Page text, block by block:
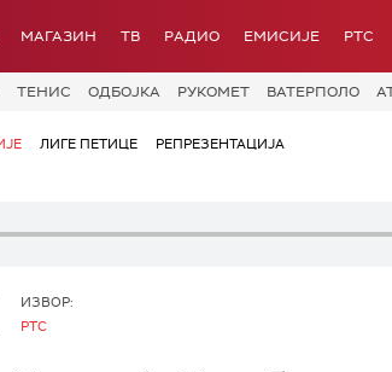
МАГАЗИН ТВ РАДИО ЕМИСИЈЕ РТС
ТЕНИС ОДБОЈКА РУКОМЕТ ВАТЕРПОЛО
ЛИГЕ ПЕТИЦЕ РЕПРЕЗЕНТАЦИЈА
ИЗВОР:
РТС